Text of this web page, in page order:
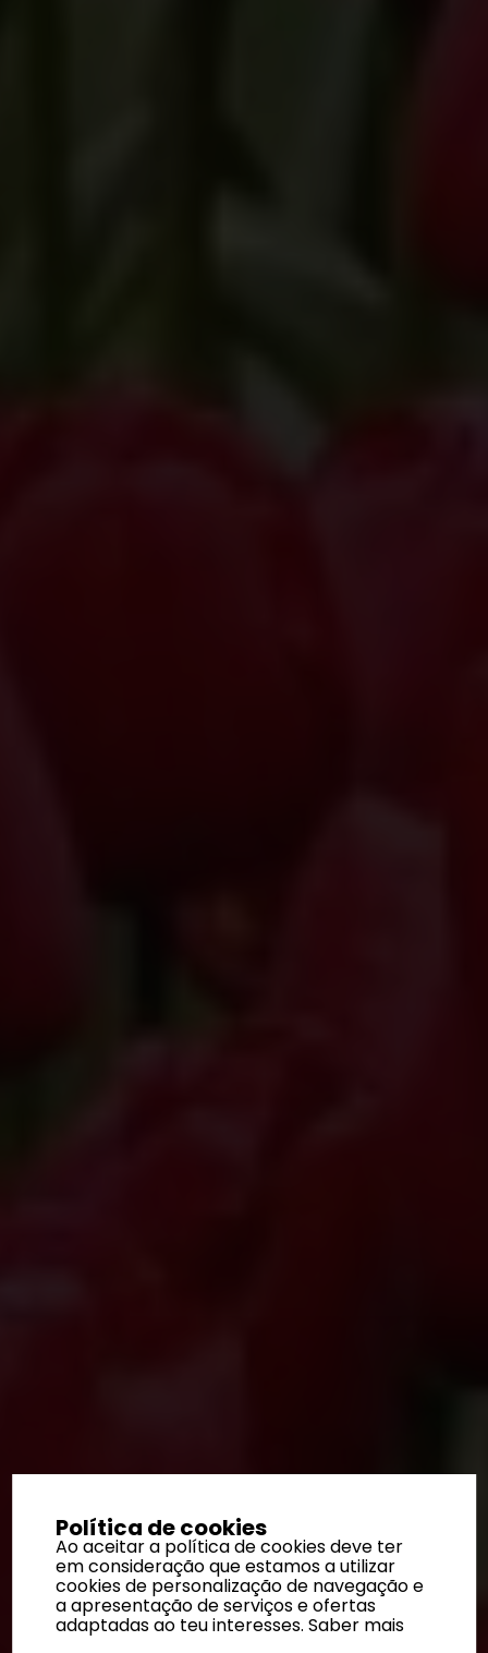
Política de cookies
Ao aceitar a política de cookies deve ter
em consideração que estamos a utilizar
cookies de personalização de navegação e
a apresentação de serviços e ofertas
adaptadas ao teu interesses.Saber mais